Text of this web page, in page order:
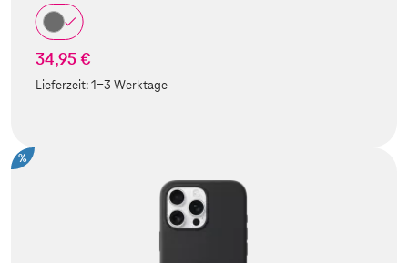
34,95 €
Lieferzeit:1-3 Werktage
%